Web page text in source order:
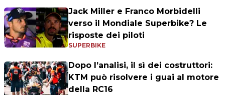
Jack Miller e Franco Morbidelli
verso il Mondiale Superbike? Le
risposte dei piloti
SUPERBIKE
Dopo l’analisi, il sì dei costruttori:
KTM può risolvere i guai al motore
della RC16